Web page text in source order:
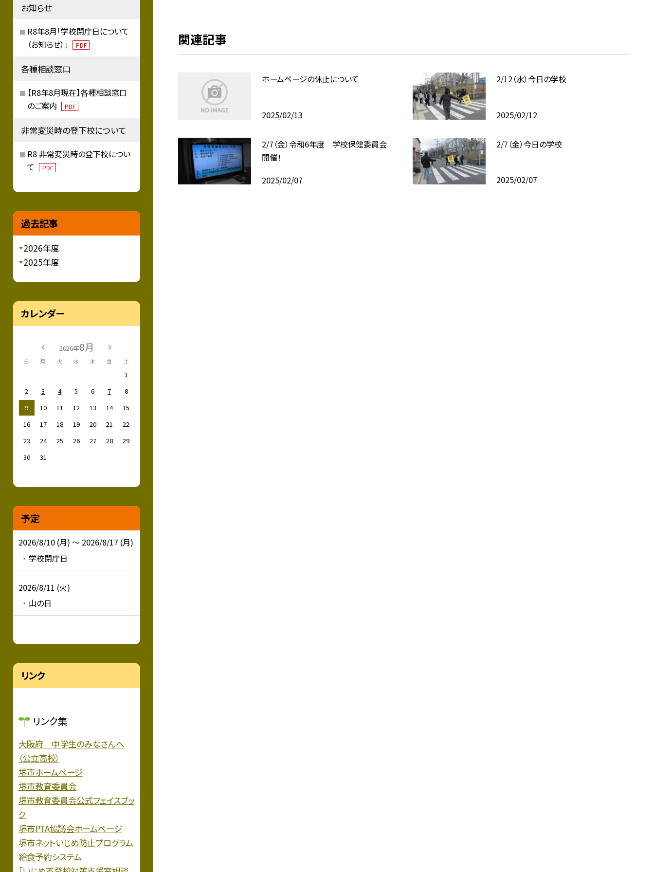
関連記事
ホームページの休止について
2025/02/13
2/12（水）今日の学校
2025/02/12
2/7（金）令和6年度 学校保健委員会
開催！
2025/02/07
2/7（金）今日の学校
2025/02/07
お知らせ
R8年8月「学校閉庁日について
（お知らせ）」
PDF
各種相談窓口
【R8年8月現在】各種相談窓口
のご案内
PDF
非常変災時の登下校について
R8 非常変災時の登下校につい
て
PDF
過去記事
2026年度
2025年度
カレンダー
2026年8月
日 月 火 水 木 金 土
1
2
3 4 5 6 7
8
9
10 11 12 13 14
15
16
17 18 19 20 21
22
23
24 25 26 27 28
29
30
31
予定
2026/8/10 (月) ～ 2026/8/17 (月)
学校閉庁日
2026/8/11 (火)
山の日
リンク
リンク集
大阪府 中学生のみなさんへ
（公立高校）
堺市ホームページ
堺市教育委員会
堺市教育委員会公式フェイスブッ
ク
堺市PTA協議会ホームページ
堺市ネットいじめ防止プログラム
給食予約システム